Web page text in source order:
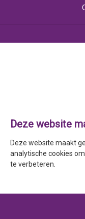
Deze website
Deze website maakt
analytische cookies
te verbeteren.